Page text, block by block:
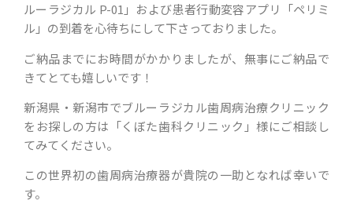
ルーラジカル P-01」および患者行動変容アプリ「ペリミ
ル」の到着を心待ちにして下さっておりました。
ご納品までにお時間がかかりましたが、無事にご納品で
きてとても嬉しいです！
新潟県・新潟市でブルーラジカル歯周病治療クリニック
をお探しの方は「くぼた歯科クリニック」様にご相談し
てみてください。
この世界初の歯周病治療器が貴院の一助となれば幸いで
す。